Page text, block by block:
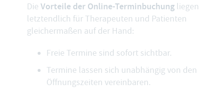
Die Vorteile der Online-Terminbuchung liegen
letztendlich für Therapeuten und Patienten
gleichermaßen auf der Hand:
Freie Termine sind sofort sichtbar.
Termine lassen sich unabhängig von den
Öffnungszeiten vereinbaren.